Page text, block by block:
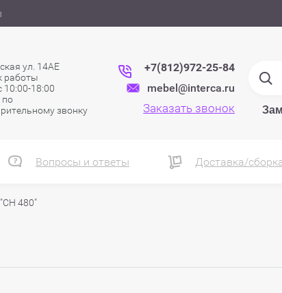
ул. 14АЕ
работы
10:00-18:00
по
звонку
+7(812)972-25-84
mebel@interca.ru
Заказать звонок
Вопросы и ответы Доставка/
480"